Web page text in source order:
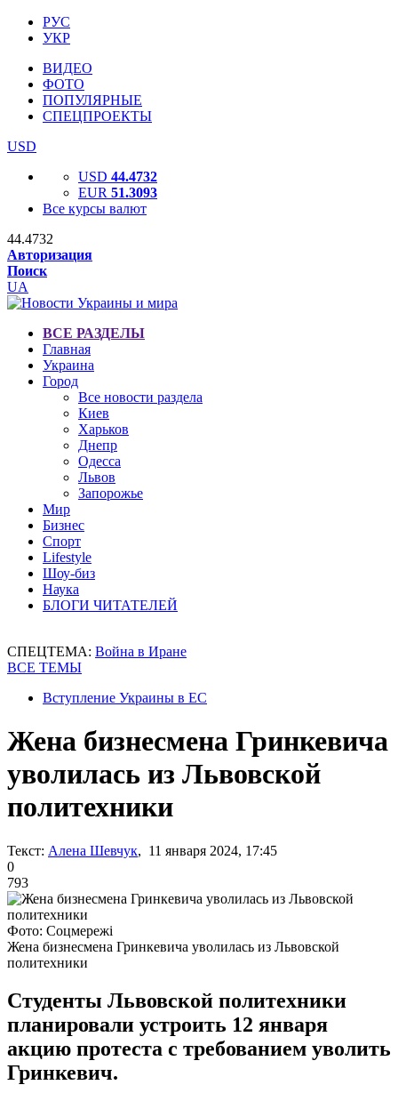
РУС
УКР
ВИДЕО
ФОТО
ПОПУЛЯРНЫЕ
СПЕЦПРОЕКТЫ
USD
USD 44.4732
EUR 51.3093
Все курсы валют
44.4732
Авторизация
Поиск
UA
ВСЕ РАЗДЕЛЫ
Главная
Украина
Город
Все новости раздела
Киев
Харьков
Днепр
Одесса
Львов
Запорожье
Мир
Бизнес
Спорт
Lifestyle
Шоу-биз
Наука
БЛОГИ ЧИТАТЕЛЕЙ
СПЕЦТЕМА: Война в Иране
ВСЕ ТЕМЫ
Вступление Украины в ЕС
Жена бизнесмена Гринкевича
уволилась из Львовской
политехники
Текст: Алена Шевчук, 11 января 2024, 17:45
0
793
Фото: Соцмережі
Жена бизнесмена Гринкевича уволилась из Львовской
политехники
Студенты Львовской политехники
планировали устроить 12 января
акцию протеста с требованием уволить
Гринкевич.